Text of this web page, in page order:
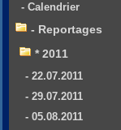
- Calendrier
- Reportages
* 2011
- 22.07.2011
- 29.07.2011
- 05.08.2011